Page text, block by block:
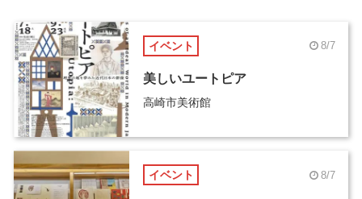
イベント 8/7
美しいユートピア
高崎市美術館
イベント 8/7